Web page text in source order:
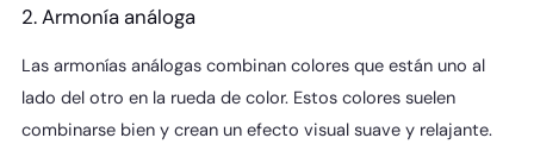
2. Armonía análoga
Las armonías análogas combinan colores que están uno al
lado del otro en la rueda de color. Estos colores suelen
combinarse bien y crean un efecto visual suave y relajante.